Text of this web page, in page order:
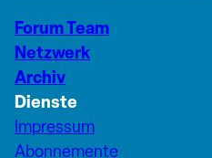
Forum Team
Netzwerk
Archiv
Dienste
Impressum
Abonnemente